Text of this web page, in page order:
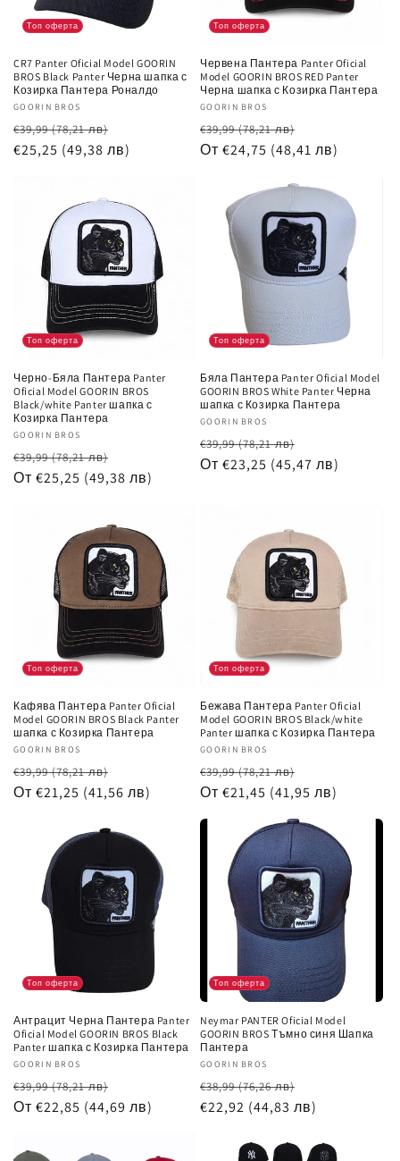
Топ оферта
CR7 Panter Oficial Model GOORIN
BROS Black Panter Черна шапка с
Козирка Пантера Роналдо
Доставчик:
GOORIN BROS
Обичайна
цена
€39,99(78,21 лв)
при
€25,25 (49,38 лв)
Топ оферта
Червена Пантера Panter Oficial
Model GOORIN BROS RED Panter
Черна шапка с Козирка Пантера
Доставчик:
GOORIN BROS
Обичайна
цена
€39,99(78,21 лв)
при
От €24,75 (48,41 лв)
Топ оферта
Черно-Бяла Пантера Panter
Oficial Model GOORIN BROS
Black/white Panter шапка с
Козирка Пантера
Доставчик:
GOORIN BROS
Обичайна
цена
€39,99(78,21 лв)
при
От €25,25 (49,38 лв)
Топ оферта
Бяла Пантера Panter Oficial Model
GOORIN BROS White Panter Черна
шапка с Козирка Пантера
Доставчик:
GOORIN BROS
Обичайна
цена
€39,99(78,21 лв)
при
От €23,25 (45,47 лв)
Топ оферта
Кафява Пантера Panter Oficial
Model GOORIN BROS Black Panter
шапка с Козирка Пантера
Доставчик:
GOORIN BROS
Обичайна
цена
€39,99(78,21 лв)
при
От €21,25 (41,56 лв)
Топ оферта
Бежава Пантера Panter Oficial
Model GOORIN BROS Black/white
Panter шапка с Козирка Пантера
Доставчик:
GOORIN BROS
Обичайна
цена
€39,99(78,21 лв)
при
От €21,45 (41,95 лв)
Топ оферта
Антрацит Черна Пантера Panter
Oficial Model GOORIN BROS Black
Panter шапка с Козирка Пантера
Доставчик:
GOORIN BROS
Обичайна
цена
€39,99(78,21 лв)
при
От €22,85 (44,69 лв)
Топ оферта
Neymar PANTER Oficial Model
GOORIN BROS Тъмно синя Шапка
Пантера
Доставчик:
GOORIN BROS
Обичайна
цена
€38,99(76,26 лв)
при
€22,92 (44,83 лв)